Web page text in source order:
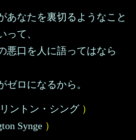
あなたを裏切るようなこと
って、
悪口を人に語ってはなら
ゼロになるから。
ントン・シング）
Synge ）